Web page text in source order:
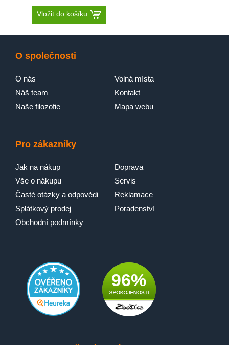
Vložit do košíku
O společnosti
O nás
Náš team
Naše filozofie
Volná místa
Kontakt
Mapa webu
Pro zákazníky
Jak na nákup
Vše o nákupu
Časté otázky a odpovědi
Splátkový prodej
Obchodní podmínky
Doprava
Servis
Reklamace
Poradenství
96%